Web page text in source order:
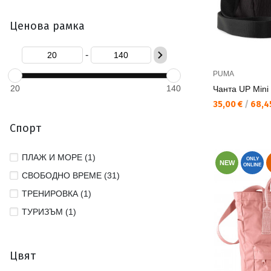
Ценова рамка
-
20 140
Спорт
ПЛАЖ И МОРЕ (1)
СВОБОДНО ВРЕМЕ (31)
ТРЕНИРОВКА (1)
ТУРИЗЪМ (1)
Цвят
PUMA
Чанта UP Mini
Текуща цена:
35,00 € /
NEW
ONLY
ONLINE